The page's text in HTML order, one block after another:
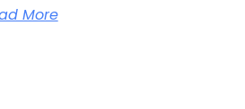
More